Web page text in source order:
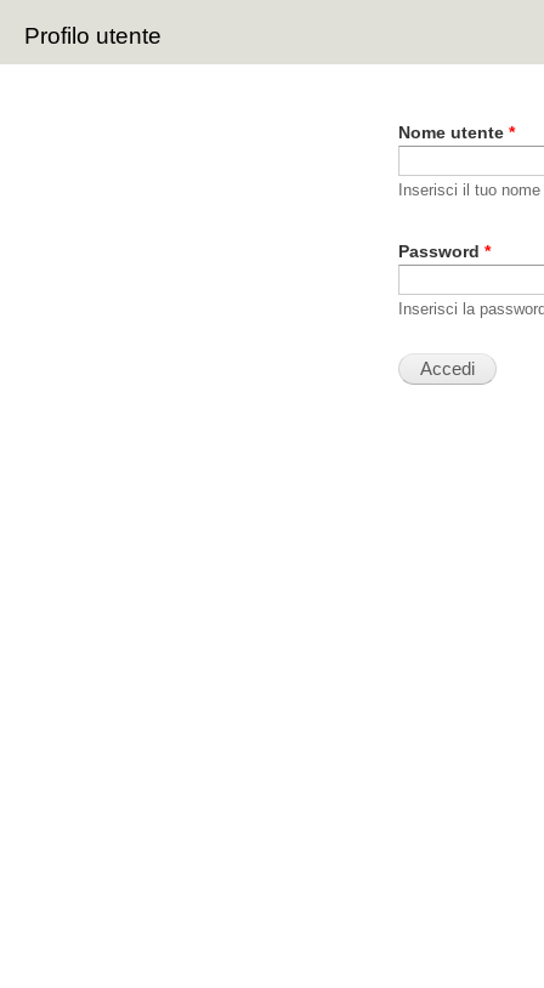
Profilo utente
Schede primarie
Nome utente *
Inserisci il tuo
Password *
Inserisci la